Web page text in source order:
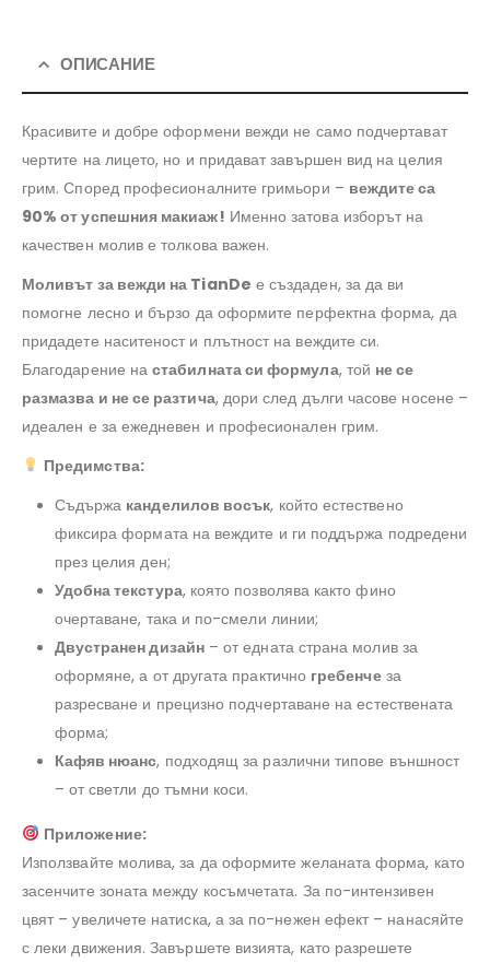
ОПИСАНИЕ
Красивите и добре оформени вежди не само подчертават
чертите на лицето, но и придават завършен вид на целия
грим. Според професионалните гримьори – веждите са
90% от успешния макиаж! Именно затова изборът на
качествен молив е толкова важен.
Моливът за вежди на TianDe е създаден, за да ви
помогне лесно и бързо да оформите перфектна форма, да
придадете наситеност и плътност на веждите си.
Благодарение настабилната си формула, той не се
размазва и не се разтича, дори след дълги часове носене –
идеален е за ежедневен и професионален грим.
Предимства:
Съдържа канделилов восък, който естествено
фиксира формата на веждите и ги поддържа подредени
през целия ден;
Удобна текстура, която позволява както фино
очертаване, така и по-смели линии;
Двустранен дизайн– от едната страна молив за
оформяне, а от другата практично гребенчеза
разресване и прецизно подчертаване на естествената
форма;
Кафяв нюанс, подходящ за различни типове външност
– от светли до тъмни коси.
Приложение:
Използвайте молива, за да оформите желаната форма, като
засенчите зоната между косъмчетата. За по-интензивен
цвят – увеличете натиска, а за по-нежен ефект – нанасяйте
с леки движения. Завършете визията, като разрешете